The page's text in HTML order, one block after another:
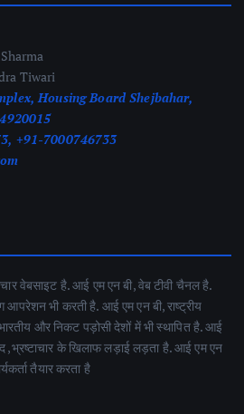
Tiwari
Housing Board Shejbahar,
+91-7000746733
वेबसाइट है. आई एम एन बी, वेब टीवी चैनल है.
आपरेशन भी करती है. आई एम एन बी, राष्ट्रीय
और निकट पड़ोसी देशों में भी स्थापित है. आई
के खिलाफ लड़ाई लड़ता है. आई एम एन
तैयार करता है